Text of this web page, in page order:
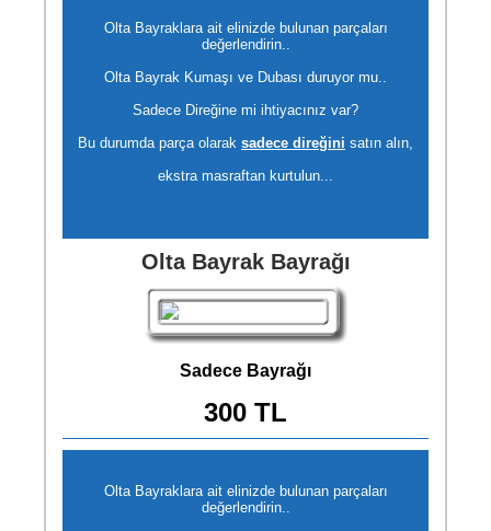
Olta Bayraklara ait elinizde bulunan parçaları
değerlendirin..
Olta Bayrak Kumaşı ve Dubası duruyor mu..
Sadece Direğine mi ihtiyacınız var?
Bu durumda parça olarak sadece direğini satın alın,
ekstra masraftan kurtulun...
Olta Bayrak Bayrağı
Sadece Bayrağı
300 TL
Olta Bayraklara ait elinizde bulunan parçaları
değerlendirin..